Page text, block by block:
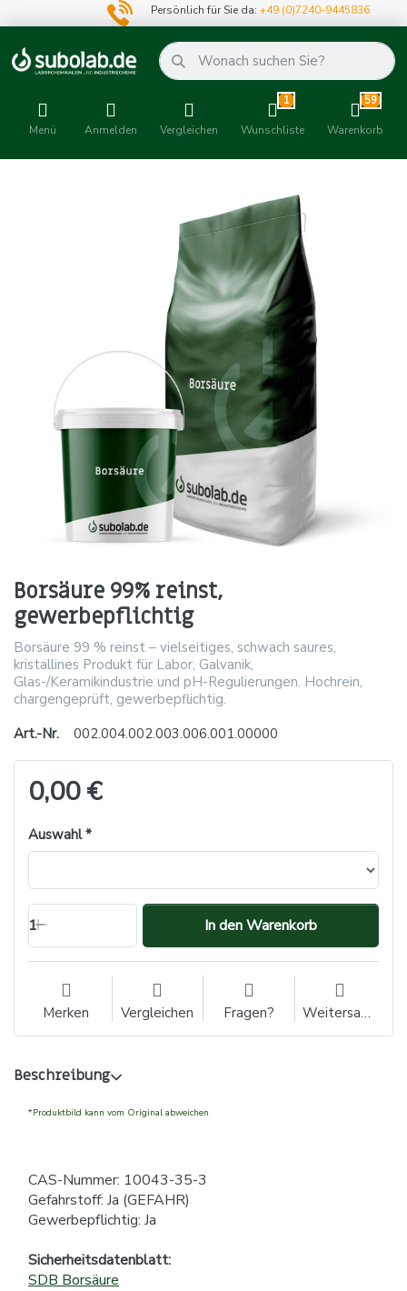
Persönlich für Sie da:+49 (0)7240-9445836
Menü Anmelden Vergleichen
1
Wunschliste
59
Warenkorb
Borsäure 99% reinst,
gewerbepflichtig
Borsäure 99 % reinst – vielseitiges, schwach saures,
kristallines Produkt für Labor, Galvanik,
Glas-/Keramikindustrie und pH-Regulierungen. Hochrein,
chargengeprüft, gewerbepflichtig.
Art.-Nr.
002.004.002.003.006.001.00000
0,00 €
Auswahl
1 In den Warenkorb
Merken Vergleichen Fragen? Weitersagen
Beschreibung
*Produktbild kann vom Original abweichen
CAS-Nummer: 10043-35-3
Gefahrstoff: Ja (GEFAHR)
Gewerbepflichtig: Ja
Sicherheitsdatenblatt:
SDB Borsäure